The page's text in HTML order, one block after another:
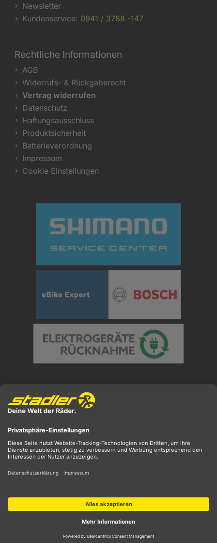
Newsletter
Kundenservice: 0941 / 3788 -147
Rechtliche Informationen
AGB
Widerrufs- & Rückgaberecht
Vertrag widerrufen
Datenschutz
Haftungsausschluss
Produktsicherheit
Batterieverordnung
Impressum
Cookie Einstellungen
** ehemaliger UVP
*** Preis entspricht unserem Markteinführungspreis
der aktuellen Saison